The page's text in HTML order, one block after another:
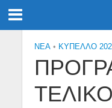
NEA • ΚΥΠΕΛΛΟ